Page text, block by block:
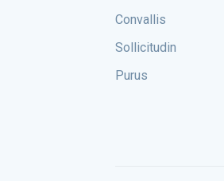
Convallis
Sollicitudin
Purus